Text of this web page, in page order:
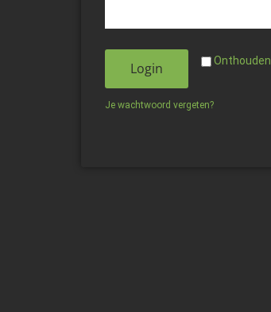
Onthouden
Login
Je wachtwoord vergeten?